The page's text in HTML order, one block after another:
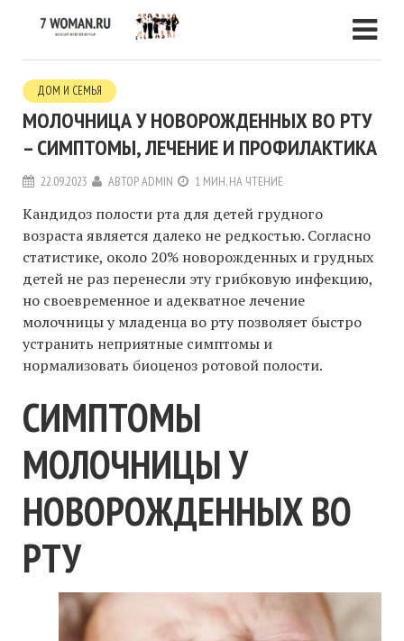
ДОМ И СЕМЬЯ
МОЛОЧНИЦА У НОВОРОЖДЕННЫХ ВО РТУ
– СИМПТОМЫ, ЛЕЧЕНИЕ И ПРОФИЛАКТИКА
22.09.2023 АВТОРADMIN 1 МИН. НА ЧТЕНИЕ
Кандидоз полости рта для детей грудного
возраста является далеко не редкостью. Согласно
статистике, около 20% новорожденных и грудных
детей не раз перенесли эту грибковую инфекцию,
но своевременное и адекватное лечение
молочницы у младенца во рту позволяет быстро
устранить неприятные симптомы и
нормализовать биоценоз ротовой полости.
СИМПТОМЫ
МОЛОЧНИЦЫ У
НОВОРОЖДЕННЫХ ВО
РТУ